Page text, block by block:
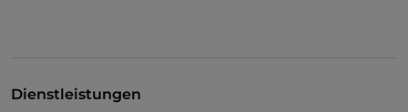
Dienstleistungen